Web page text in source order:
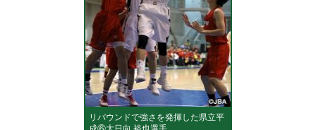
リバウンドで強さを発揮した県立平